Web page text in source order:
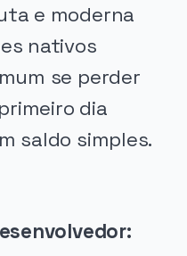
e moderna
nativos
se perder
dia
saldo simples.